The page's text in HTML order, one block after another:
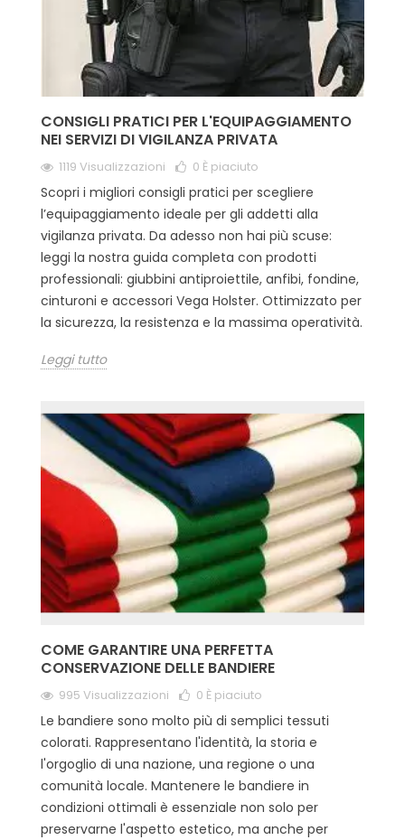
CONSIGLI PRATICI PER L'EQUIPAGGIAMENTO
NEI SERVIZI DI VIGILANZA PRIVATA
1119 Visualizzazioni 0 È piaciuto
Scopri i migliori consigli pratici per scegliere
l’equipaggiamento ideale per gli addetti alla
vigilanza privata. Da adesso non hai più scuse:
leggi la nostra guida completa con prodotti
professionali: giubbini antiproiettile, anfibi, fondine,
cinturoni e accessori Vega Holster. Ottimizzato per
la sicurezza, la resistenza e la massima operatività.
Leggi tutto
COME GARANTIRE UNA PERFETTA
CONSERVAZIONE DELLE BANDIERE
995 Visualizzazioni 0 È piaciuto
Le bandiere sono molto più di semplici tessuti
colorati. Rappresentano l'identità, la storia e
l'orgoglio di una nazione, una regione o una
comunità locale. Mantenere le bandiere in
condizioni ottimali è essenziale non solo per
preservarne l'aspetto estetico, ma anche per